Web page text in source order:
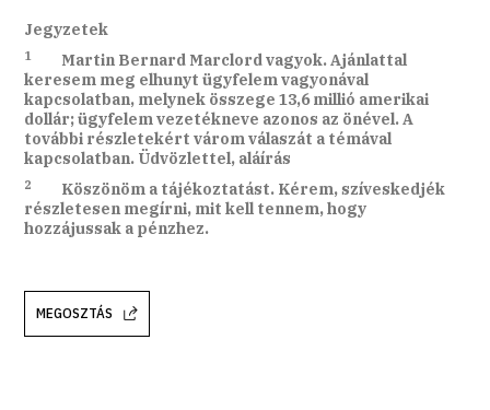
Jegyzetek
1 Martin Bernard Marclord vagyok. Ajánlattal
keresem meg elhunyt ügyfelem vagyonával
kapcsolatban, melynek összege 13,6 millió amerikai
dollár; ügyfelem vezetékneve azonos az önével. A
további részletekért várom válaszát a témával
kapcsolatban. Üdvözlettel, aláírás
2 Köszönöm a tájékoztatást. Kérem, szíveskedjék
részletesen megírni, mit kell tennem, hogy
hozzájussak a pénzhez.
MEGOSZTÁS